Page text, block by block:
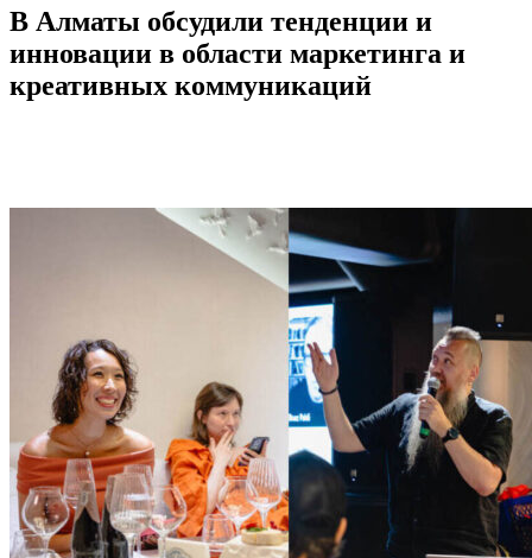
В Алматы обсудили тенденции и
инновации в области маркетинга и
креативных коммуникаций